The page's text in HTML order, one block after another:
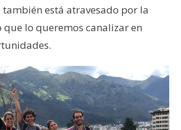
está atravesado por la
lo queremos canalizar en